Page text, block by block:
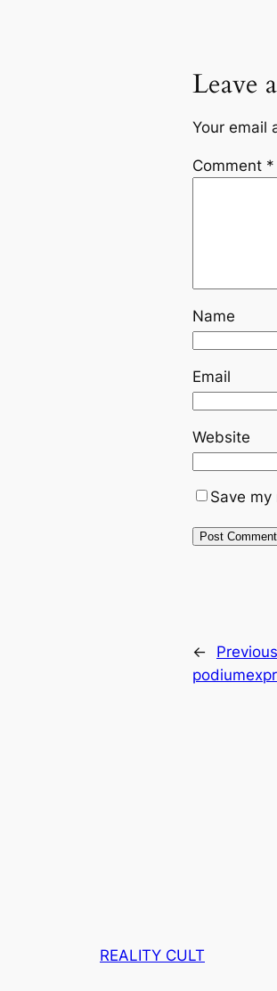
Leave
Your email
Comment *
Name
Email
Website
Save
←
REALITY CULT